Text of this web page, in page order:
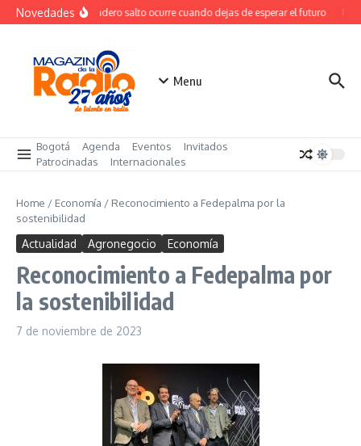
Saltar al contenido
NovedadesEl verdadero salto ocurre cuando dejas de esperar el futuro El
Menu
Bogotá Agenda Eventos
Invitados
Patrocinadas
Internacionales
Home / Economía / Reconocimiento a Fedepalma por la
sostenibilidad
Actualidad Agronegocio Economía
Reconocimiento a Fedepalma por
la sostenibilidad
7 de noviembre de 2023